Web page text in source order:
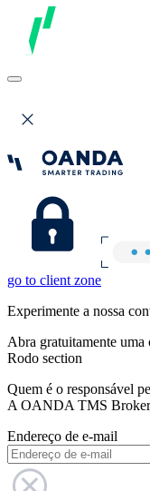
go to client zone
Experimente a nossa
Abra gratuitamente uma
Rodo section
Quem é o responsável
A OANDA TMS
Endereço de e-mail